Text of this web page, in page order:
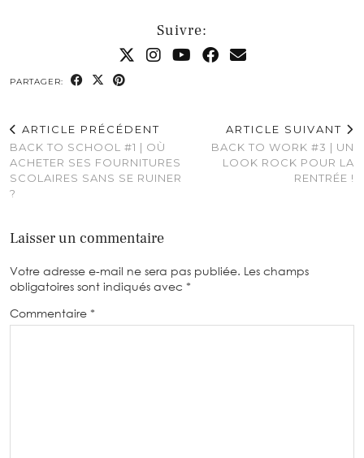
Suivre:
PARTAGER:
ARTICLE PRÉCÉDENT
BACK TO SCHOOL #1 | OÙ
ACHETER SES FOURNITURES
SCOLAIRES SANS SE RUINER
?
ARTICLE SUIVANT
BACK TO WORK #3 | UN
LOOK ROCK POUR LA
RENTRÉE !
Laisser un commentaire
Votre adresse e-mail ne sera pas publiée. Les champs
obligatoires sont indiqués avec *
Commentaire *